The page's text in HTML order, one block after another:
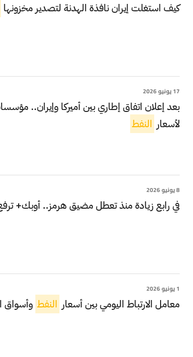
كيف استغلت إيران نافذة الهدنة لتصدير مخزونها
17 يونيو 2026
بعد إعلان اتفاق إطاري بين أميركا وإيران..
لأسعار النفط
8 يونيو 2026
في رابع زيادة منذ تعطل مضيق هرمز.. أوبك+
1 يونيو 2026
معامل الارتباط اليومي بين أسعار النفط وأسواق